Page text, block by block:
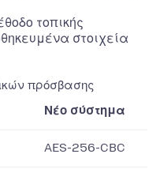
τοπικής
στοιχεία
πρόσβασης
Νέο σύστημα
AES-256-CBC